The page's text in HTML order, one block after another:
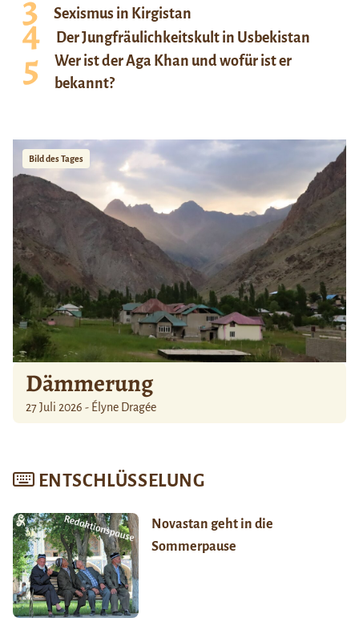
Sexismus in Kirgistan
Der Jungfräulichkeitskult in Usbekistan
Wer ist der Aga Khan und wofür ist er
bekannt?
Bild des Tages
Dämmerung
27 Juli 2026 - Élyne Dragée
ENTSCHLÜSSELUNG
Novastan geht in die
Sommerpause